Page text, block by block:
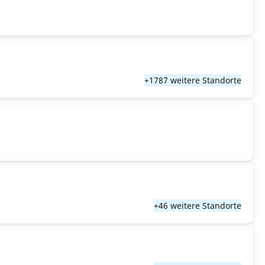
+1787 weitere Standorte
+46 weitere Standorte